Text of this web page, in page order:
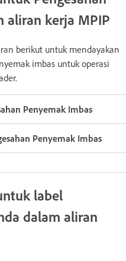
aliran kerja MPIP
berikut untuk mendayakan
imbas untuk operasi
Penyemak Imbas
Penyemak Imbas
label
dalam aliran